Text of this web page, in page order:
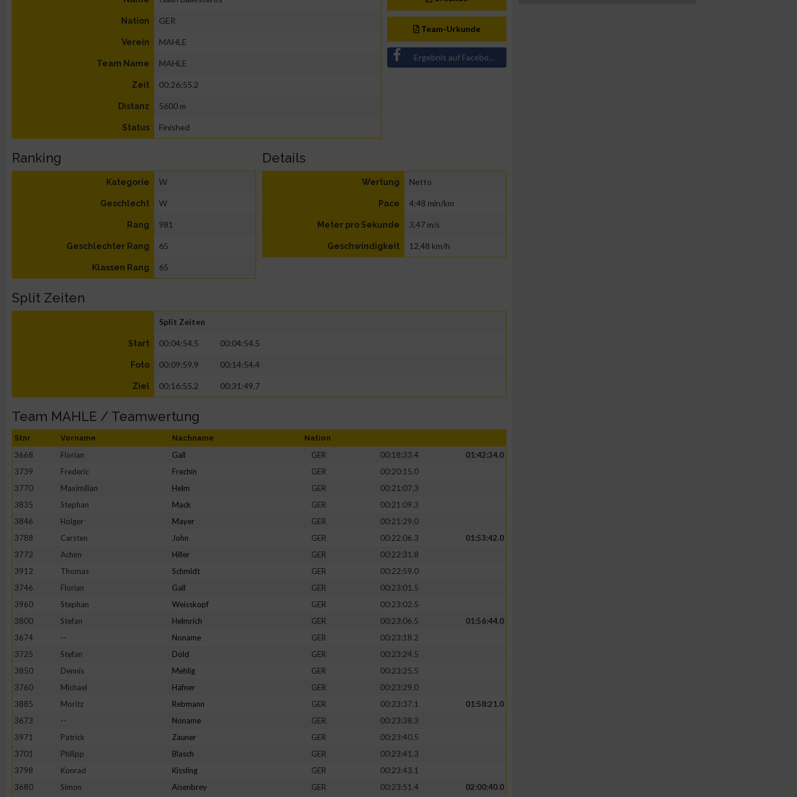
Nation GER
Verein MAHLE
Team Name MAHLE
Zeit 00:26:55.2
Distanz 5600 m
Status Finished
Team-Urkunde
Ergebnis auf Facebook teilen
Ranking
Kategorie W
Geschlecht W
Rang 981
Geschlechter Rang 65
Klassen Rang 65
Details
Wertung Netto
Pace 4:48 min/km
Meter pro Sekunde 3,47 m/s
Geschwindigkeit 12,48 km/h
Split Zeiten
Split Zeiten
Start 00:04:54.5 00:04:54.5
Foto 00:09:59.9 00:14:54.4
Ziel 00:16:55.2 00:31:49.7
Team MAHLE / Teamwertung
Stnr Vorname Nachname Nation
3668 Florian Gall GER 00:18:33.4
01:42:34.0
3739
Frederic Frechin GER
00:20:15.0
3770
Maximilian Helm GER
00:21:07.3
3835
Stephan Mack GER
00:21:09.3
3846
Holger Mayer GER
00:21:29.0
3788
Carsten John GER 00:22:06.3
01:53:42.0
3772
Achim Hiller GER
00:22:31.8
3912
Thomas Schmidt GER
00:22:59.0
3746
Florian Gall GER
00:23:01.5
3960
Stephan Weisskopf GER
00:23:02.5
3800
Stefan Helmrich GER 00:23:06.5
01:56:44.0
3674
-- Noname GER
00:23:18.2
3725
Stefan Dold GER
00:23:24.5
3850
Dennis Mehlig GER
00:23:25.5
3760
Michael Häfner GER
00:23:29.0
3885
Moritz Rebmann GER 00:23:37.1
01:58:21.0
3673
-- Noname GER
00:23:38.3
3971
Patrick Zauner GER
00:23:40.5
3701
Philipp Blasch GER
00:23:41.3
3798
Konrad Kissling GER
00:23:43.1
3680
Simon Aisenbrey GER 00:23:51.4
02:00:40.0